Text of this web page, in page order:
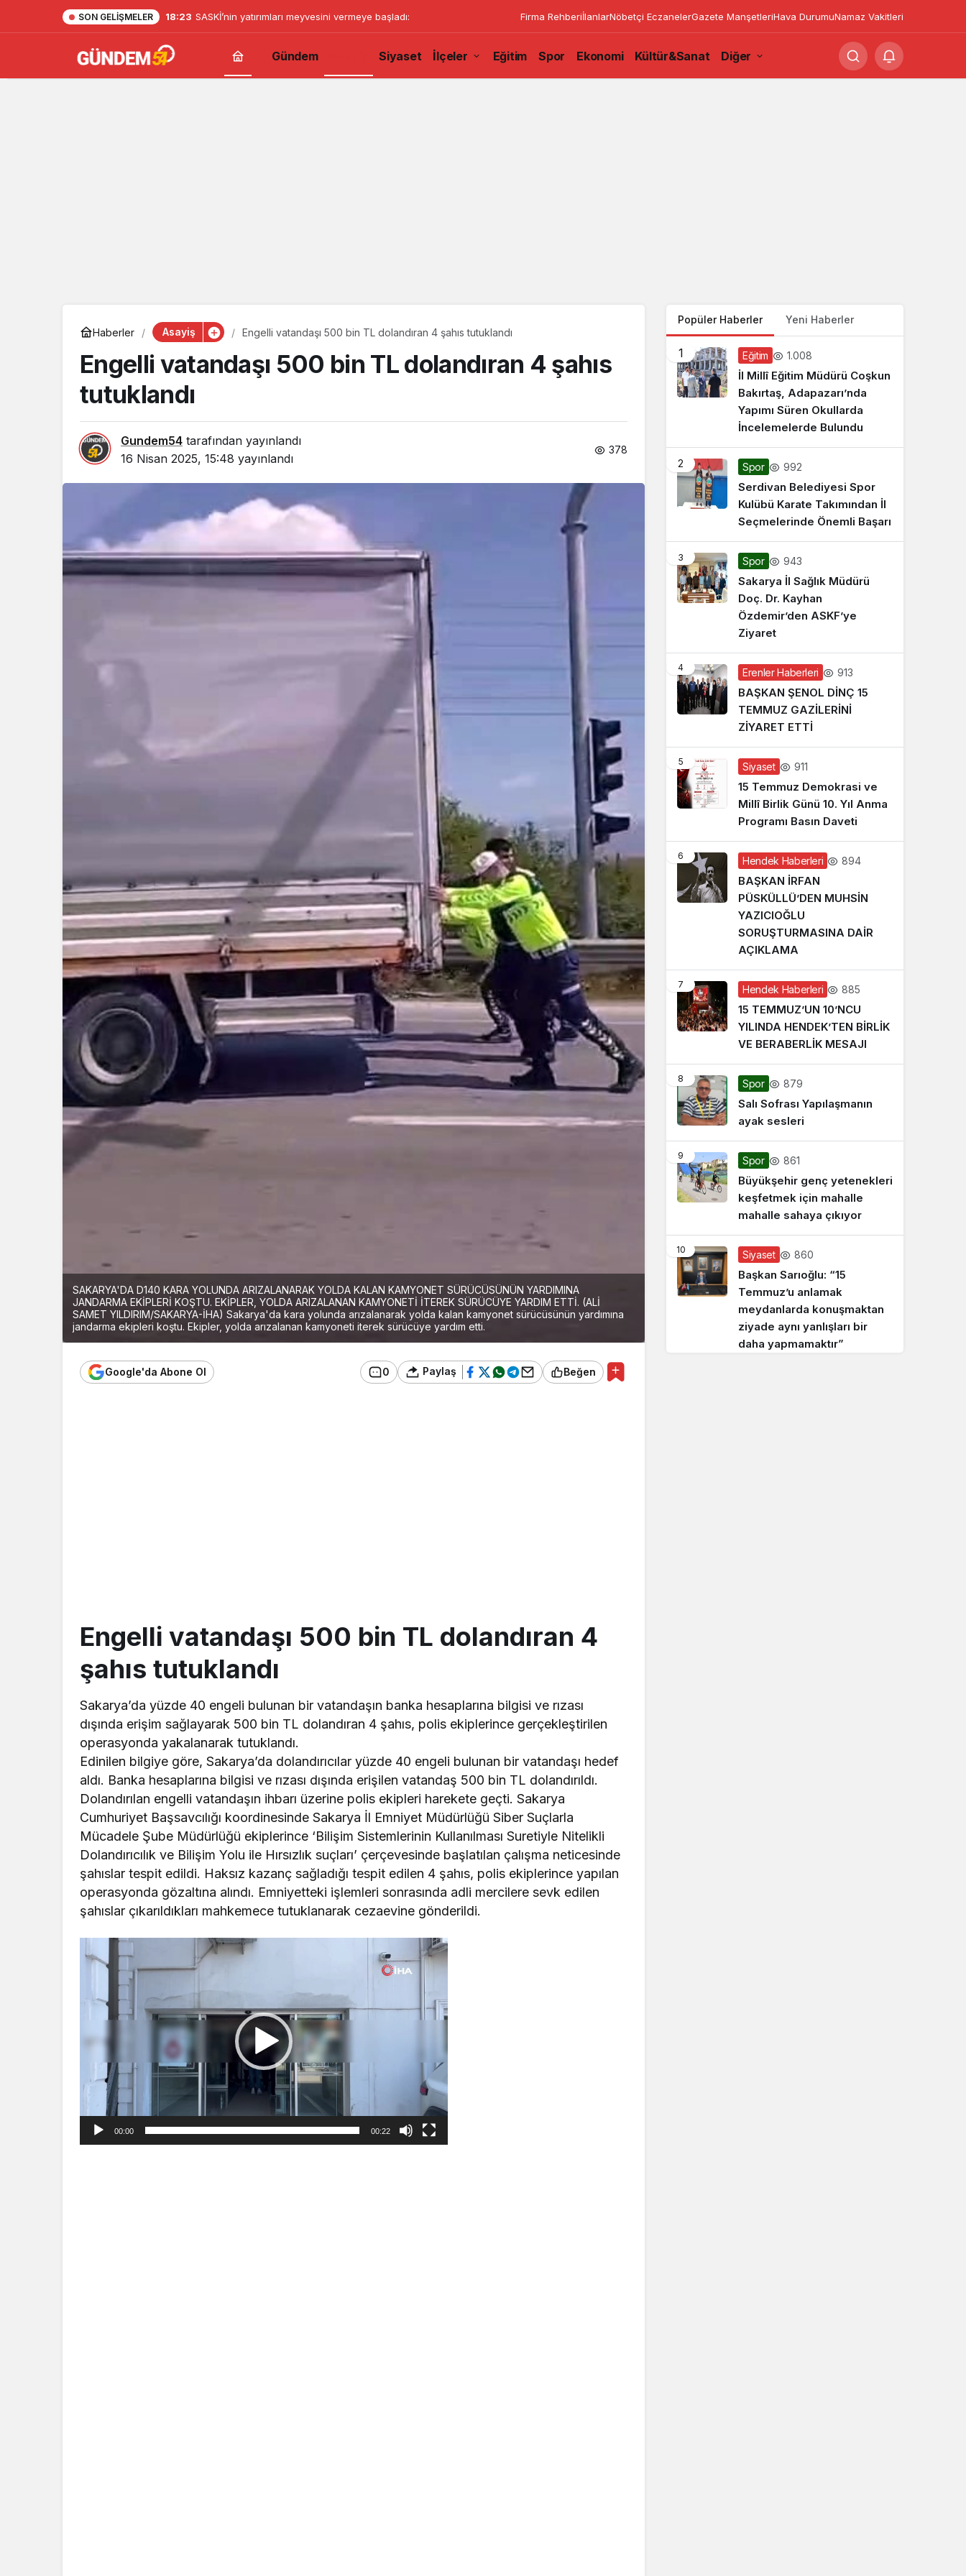
SON GELIŞMELER 18:23 SASKİ’nin yatırımları meyvesini vermeye başladı: Firma RehberiİlanlarNöbetçi EczanelerGazete ManşetleriHava DurumuNamaz Vakitleri
Gündem Siyaset İlçeler Eğitim Spor Ekonomi Kültür&Sanat Diğer
Haberler Asayiş Engelli vatandaşı 500 bin TL dolandıran 4 şahıs tutuklandı
Engelli vatandaşı 500 bin TL dolandıran 4 şahıs
tutuklandı
Gundem54 tarafından yayınlandı
16 Nisan 2025, 15:48 yayınlandı
378
SAKARYA'DA D140 KARA YOLUNDA ARIZALANARAK YOLDA KALAN KAMYONET SÜRÜCÜSÜNÜN YARDIMINA
JANDARMA EKİPLERİ KOŞTU. EKİPLER, YOLDA ARIZALANAN KAMYONETİ İTEREK SÜRÜCÜYE YARDIM ETTİ. (ALİ
SAMET YILDIRIM/SAKARYA-İHA) Sakarya'da kara yolunda arızalanarak yolda kalan kamyonet sürücüsünün yardımına
jandarma ekipleri koştu. Ekipler, yolda arızalanan kamyoneti iterek sürücüye yardım etti.
Google'da Abone Ol 0 Paylaş Beğen
Engelli vatandaşı 500 bin TL dolandıran 4
şahıs tutuklandı
Sakarya’da yüzde 40 engeli bulunan bir vatandaşın banka hesaplarına bilgisi ve rızası
dışında erişim sağlayarak 500 bin TL dolandıran 4 şahıs, polis ekiplerince gerçekleştirilen
operasyonda yakalanarak tutuklandı.
Edinilen bilgiye göre, Sakarya’da dolandırıcılar yüzde 40 engeli bulunan bir vatandaşı hedef
aldı. Banka hesaplarına bilgisi ve rızası dışında erişilen vatandaş 500 bin TL dolandırıldı.
Dolandırılan engelli vatandaşın ihbarı üzerine polis ekipleri harekete geçti. Sakarya
Cumhuriyet Başsavcılığı koordinesinde Sakarya İl Emniyet Müdürlüğü Siber Suçlarla
Mücadele Şube Müdürlüğü ekiplerince ‘Bilişim Sistemlerinin Kullanılması Suretiyle Nitelikli
Dolandırıcılık ve Bilişim Yolu ile Hırsızlık suçları’ çerçevesinde başlatılan çalışma neticesinde
şahıslar tespit edildi. Haksız kazanç sağladığı tespit edilen 4 şahıs, polis ekiplerince yapılan
operasyonda gözaltına alındı. Emniyetteki işlemleri sonrasında adli mercilere sevk edilen
şahıslar çıkarıldıkları mahkemece tutuklanarak cezaevine gönderildi.
oynatıcı
00:00 00:22
Popüler Haberler Yeni Haberler
1 Eğitim 1.008
İl Millî Eğitim Müdürü Coşkun
Bakırtaş, Adapazarı’nda
Yapımı Süren Okullarda
İncelemelerde Bulundu
2 Spor 992
Serdivan Belediyesi Spor
Kulübü Karate Takımından İl
Seçmelerinde Önemli Başarı
3 Spor 943
Sakarya İl Sağlık Müdürü
Doç. Dr. Kayhan
Özdemir’den ASKF’ye
Ziyaret
4 Erenler Haberleri 913
BAŞKAN ŞENOL DİNÇ 15
TEMMUZ GAZİLERİNİ
ZİYARET ETTİ
5 Siyaset 911
15 Temmuz Demokrasi ve
Millî Birlik Günü 10. Yıl Anma
Programı Basın Daveti
6 Hendek Haberleri 894
BAŞKAN İRFAN
PÜSKÜLLÜ’DEN MUHSİN
YAZICIOĞLU
SORUŞTURMASINA DAİR
AÇIKLAMA
7 Hendek Haberleri 885
15 TEMMUZ’UN 10’NCU
YILINDA HENDEK’TEN BİRLİK
VE BERABERLİK MESAJI
8 Spor 879
Salı Sofrası Yapılaşmanın
ayak sesleri
9 Spor 861
Büyükşehir genç yetenekleri
keşfetmek için mahalle
mahalle sahaya çıkıyor
10 Siyaset 860
Başkan Sarıoğlu: “15
Temmuz’u anlamak
meydanlarda konuşmaktan
ziyade aynı yanlışları bir
daha yapmamaktır”